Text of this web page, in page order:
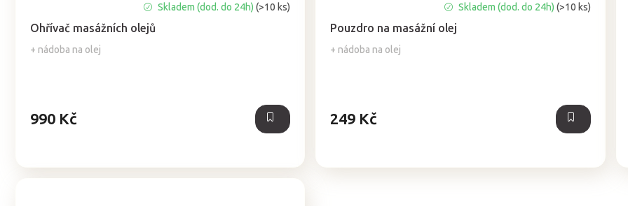
Ohřívač masážních olejů
+ nádoba na olej
hodnocení
produktu
je
Skladem (dod. do 24h)(>10 ks)
990 Kč
Pouzdro na masážní olej
+ nádoba na olej
hodnocení
produktu
je
Skladem (dod. do 24h) (>10 ks)
249 Kč